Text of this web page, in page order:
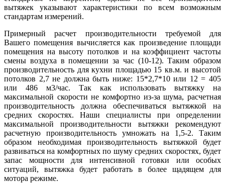
вытяжек указывают характеристики по всем возможным
стандартам измерений.
Примерный расчет производительности требуемой для
Вашего помещения вычисляется как произведение площади
помещения на высоту потолков и на коэффициент частоты
смены воздуха в помещении за час (10-12). Таким образом
производительность для кухни площадью 15 кв.м. и высотой
потолков 2,7 не должна быть ниже: 15*2,7*10 или 12 = 405
или 486 м3/час. Так как использовать вытяжку на
максимальной скорости не комфортно из-за шума, расчетная
производительность должна обеспечиваться вытяжкой на
средних скоростях. Наши специалисты при определении
максимальной производительности вытяжки рекомендуют
расчетную производительность умножать на 1,5-2. Таким
образом необходимая производительность вытяжкой будет
развиваться на комфортных по шуму средних скоростях, будет
запас мощности для интенсивной готовки или особых
ситуаций, вытяжка будет работать в более щадящем для
мотора режиме.